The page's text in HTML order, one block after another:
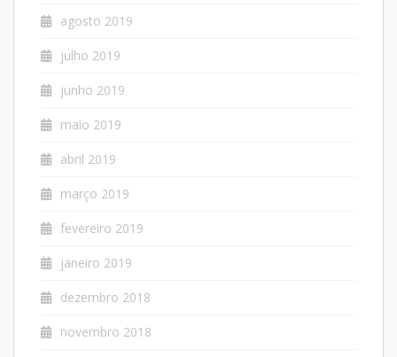
agosto 2019
julho 2019
junho 2019
maio 2019
abril 2019
março 2019
fevereiro 2019
janeiro 2019
dezembro 2018
novembro 2018